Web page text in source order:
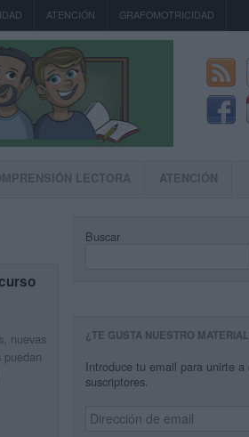
ATENCIÓN GRAFOMOTRICIDAD
LECTORA ATENCIÓN
nuevas
Buscar
¿TE GUSTA NUESTRO
Introduce tu email para unirte a
suscriptores.
Dirección
de